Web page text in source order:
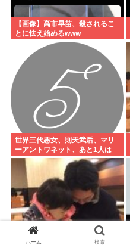
【画像】高市早苗、殺されるこ
とに怯え始めるwww
世界三代悪女、則天武后、マリ
ーアントワネット、あと1人は
ホーム 検索